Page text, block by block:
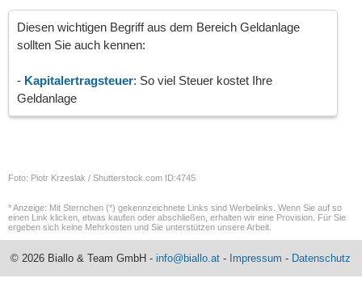
Diesen wichtigen Begriff aus dem Bereich Geldanlage
sollten Sie auch kennen:
- Kapitalertragsteuer: So viel Steuer kostet Ihre
Geldanlage
Foto: Piotr Krzeslak / Shutterstock.com ID:4745
* Anzeige: Mit Sternchen (*) gekennzeichnete Links sind Werbelinks. Wenn Sie auf so
einen Link klicken, etwas kaufen oder abschließen, erhalten wir eine Provision. Für Sie
ergeben sich keine Mehrkosten und Sie unterstützen unsere Arbeit.
© 2026 Biallo & Team GmbH -info@biallo.at - Impressum - Datenschutz